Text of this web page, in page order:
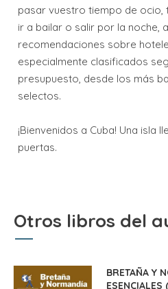
pasar vuestro tiempo de ocio,
ir a bailar o salir por la noche,
recomendaciones sobre
especialmente clasificados
presupuesto, desde los más
selectos.
¡Bienvenidos a Cuba! Una isla
puertas.
Otros libros del
BRETAÑA Y
ESENCIALES